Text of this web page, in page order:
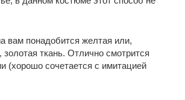
вам понадобится желтая или,
золотая ткань. Отлично смотрится
(хорошо сочетается с имитацией